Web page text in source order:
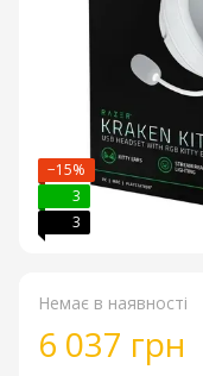
−15%
3
3
Немає в наявності
6 037 грн